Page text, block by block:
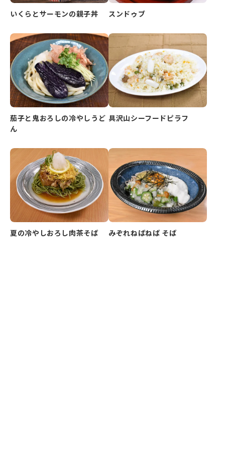
いくらとサーモンの親子丼 スンドゥブ
茄子と鬼おろしの冷やしうど
ん
具沢山シーフードピラフ
夏の冷やしおろし肉茶そば みぞれねばねば そば